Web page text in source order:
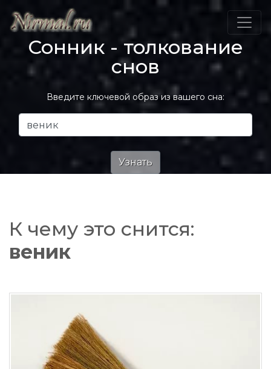
Сонник - толкование
снов
Введите ключевой образ из вашего сна:
К чему это снится:
веник